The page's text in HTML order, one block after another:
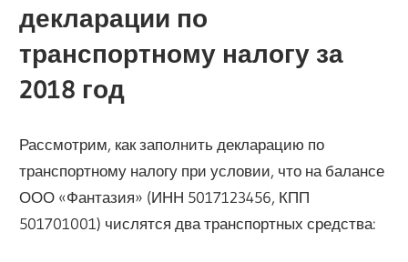
декларации по
транспортному налогу за
2018 год
Рассмотрим, как заполнить декларацию по
транспортному налогу при условии, что на балансе
ООО «Фантазия» (ИНН 5017123456, КПП
501701001) числятся два транспортных средства: